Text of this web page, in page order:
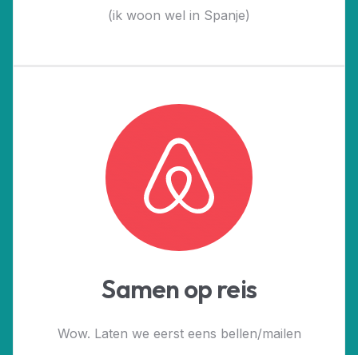
(ik woon wel in Spanje)
Samen op reis
Wow. Laten we eerst eens bellen/mailen